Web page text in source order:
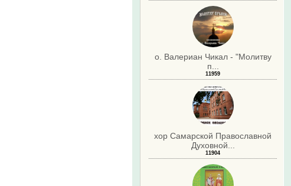
о. Валериан Чикал - "Молитву
п...
11959
хор Самарской Православной
Духовной...
11904